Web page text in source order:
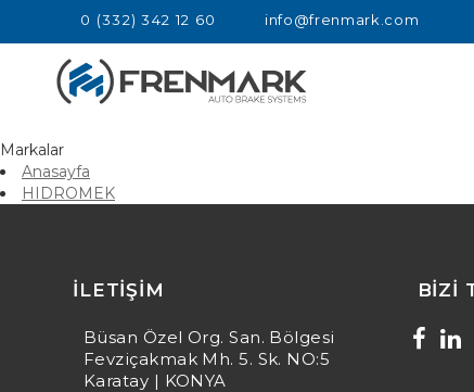
0 (332) 342 12 60 info@frenmark.com
Markalar
Anasayfa
HIDROMEK
İLETIŞIM
Büsan Özel Org. San. Bölgesi
Fevziçakmak Mh. 5. Sk. NO:5
Karatay | KONYA
BIZI